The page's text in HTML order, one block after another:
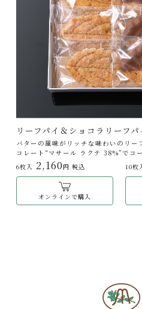
リーフパイ＆ショコラリーフパ
バターの風味がリッチな味わいのリー
コレート“マサール ラクテ 38%”でコ
イが入ったセット。上質なショコラな
きます。
6枚入 2,160 円 税込
オンラインで購入
10枚